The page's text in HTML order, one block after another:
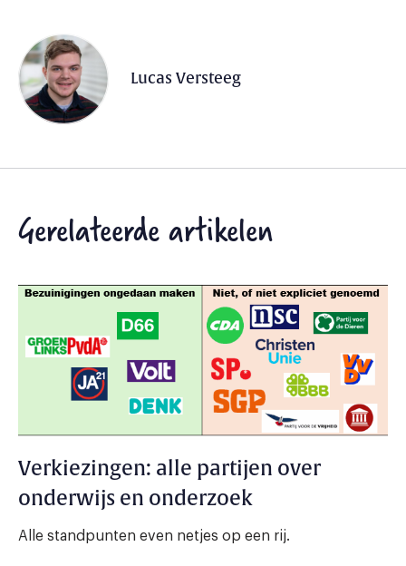
Lucas Versteeg
Gerelateerde artikelen
Verkiezingen: alle partijen over
onderwijs en onderzoek
Alle standpunten even netjes op een rij.